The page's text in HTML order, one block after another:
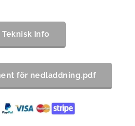
Teknisk Info
för nedladdning.pdf